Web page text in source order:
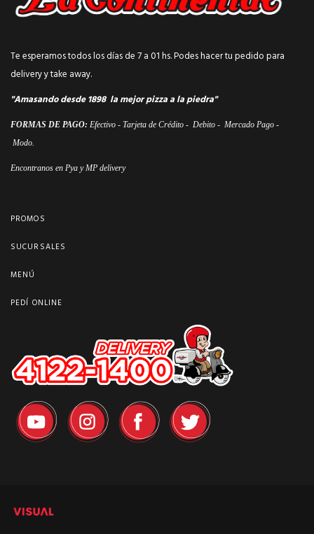
Te esperamos todos los días de 7 a 01 hs. Podes hacer tu pedido para
delivery y take away.
"Amasando desde 1898 la mejor pizza a la piedra"
FORMAS DE PAGO: Efectivo - Tarjeta de Crédito - Debito - Mercado Pago -
Modo.
Encontranos en Pya y MP delivery
PROMOS
SUCURSALES
MENÚ
PEDÍ ONLINE